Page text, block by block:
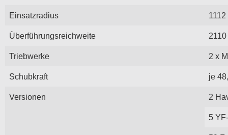
Einsatzradius 1112
Überführungsreichweite
Triebwerke 2 x
Schubkraft je
Versionen 2
5